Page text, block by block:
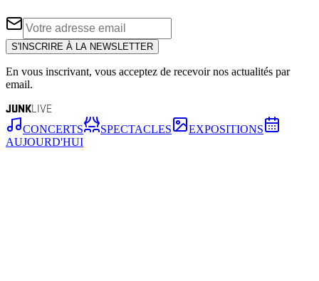
S'INSCRIRE À LA NEWSLETTER
En vous inscrivant, vous acceptez de recevoir nos actualités par
email.
JUNKLIVE
CONCERTS SPECTACLES
EXPOSITIONS
AUJOURD'HUI